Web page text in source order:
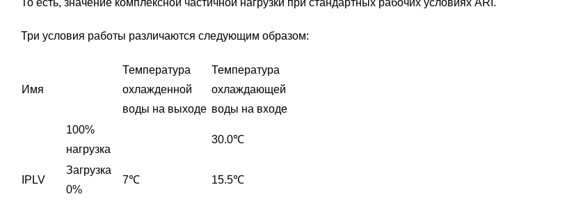
Три условия работы различаются следующим образом:
Имя
Температура
охлажденной
воды на выходе
Температура
охлаждающей
воды на входе
IPLV
100%
нагрузка
7℃
30.0℃
Загрузка
0%
15.5℃